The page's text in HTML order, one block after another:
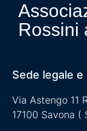
Rossini
Sede legale
Via Astengo 11
17100 Savona (